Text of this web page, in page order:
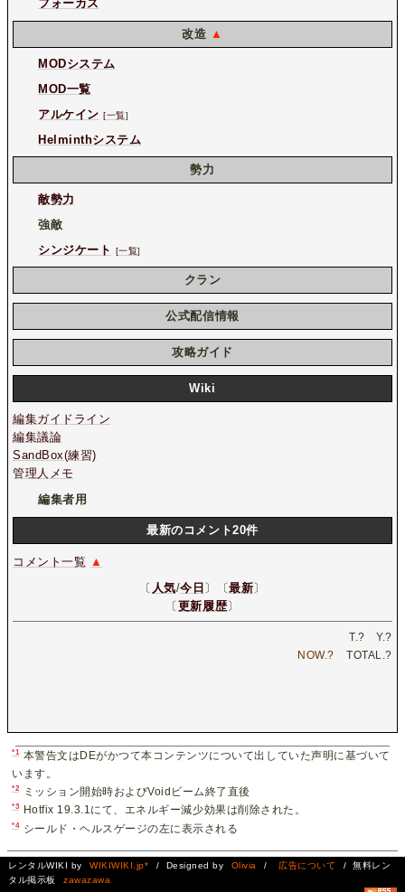
フォーカス
改造 ▲
MODシステム
MOD一覧
アルケイン [一覧]
Helminthシステム
勢力
敵勢力
強敵
シンジケート
[一覧]
クラン
公式配信情報
攻略ガイド
Wiki
編集ガイドライン
編集議論
SandBox(練習)
管理人メモ
編集者用
最新のコメント20件
コメント一覧 ▲
〔 人気/今日〕〔最新〕
〔更新履歴〕
T.? Y.?
NOW.? TOTAL.?
*1 本警告文はDEがかつて本コンテンツについて出していた声明に基づいて
います。
*2 ミッション開始時およびVoidビーム終了直後
*3 Hotfix 19.3.1にて、エネルギー減少効果は削除された。
*4 シールド・ヘルスゲージの左に表示される
レンタルWIKI by WIKIWIKI.jp* / Designed by Olivia / 広告について
/ 無料レン
タル掲示板
zawazawa